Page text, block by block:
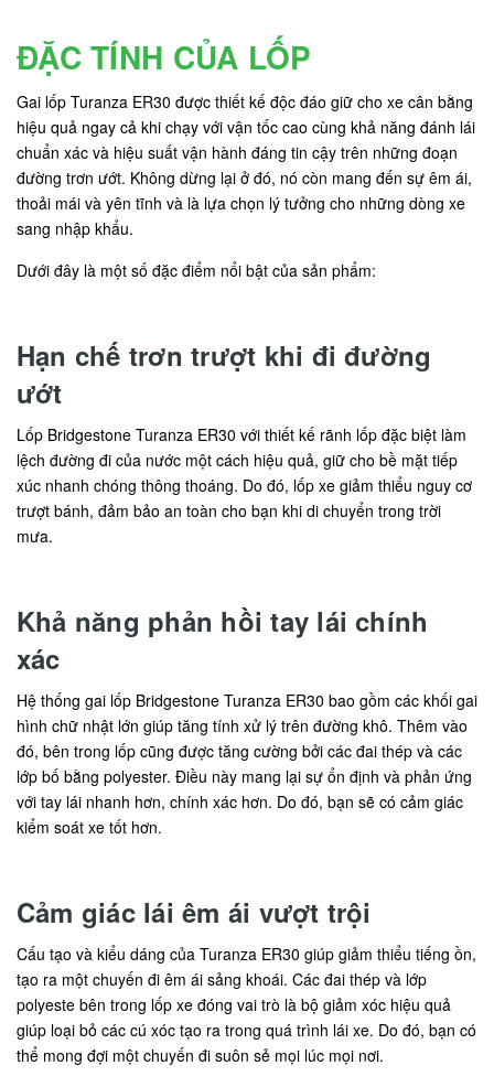
ĐẶC TÍNH CỦA LỐP
Gai lốp Turanza ER30 được thiết kế độc đáo giữ cho xe cân bằng
hiệu quả ngay cả khi chạy với vận tốc cao cùng khả năng đánh lái
chuẩn xác và hiệu suất vận hành đáng tin cậy trên những đoạn
đường trơn ướt. Không dừng lại ở đó, nó còn mang đến sự êm ái,
thoải mái và yên tĩnh và là lựa chọn lý tưởng cho những dòng xe
sang nhập khẩu.
Dưới đây là một số đặc điểm nổi bật của sản phẩm:
Hạn chế trơn trượt khi đi đường
ướt
Lốp Bridgestone Turanza ER30 với thiết kế rãnh lốp đặc biệt làm
lệch đường đi của nước một cách hiệu quả, giữ cho bề mặt tiếp
xúc nhanh chóng thông thoáng. Do đó, lốp xe giảm thiểu nguy cơ
trượt bánh, đảm bảo an toàn cho bạn khi di chuyển trong trời
mưa.
Khả năng phản hồi tay lái chính
xác
Hệ thống gai lốp Bridgestone Turanza ER30 bao gồm các khối gai
hình chữ nhật lớn giúp tăng tính xử lý trên đường khô. Thêm vào
đó, bên trong lốp cũng được tăng cường bởi các đai thép và các
lớp bố bằng polyester. Điều này mang lại sự ổn định và phản ứng
với tay lái nhanh hơn, chính xác hơn. Do đó, bạn sẽ có cảm giác
kiểm soát xe tốt hơn.
Cảm giác lái êm ái vượt trội
Cấu tạo và kiểu dáng của Turanza ER30 giúp giảm thiểu tiếng ồn,
tạo ra một chuyến đi êm ái sảng khoái. Các đai thép và lớp
polyeste bên trong lốp xe đóng vai trò là bộ giảm xóc hiệu quả
giúp loại bỏ các cú xóc tạo ra trong quá trình lái xe. Do đó, bạn có
thể mong đợi một chuyến đi suôn sẻ mọi lúc mọi nơi.